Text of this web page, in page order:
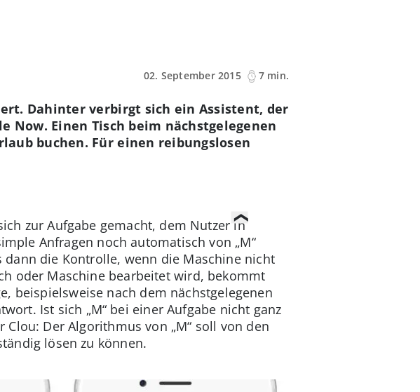
02. September 2015
7 min.
Dahinter verbirgt sich ein Assistent, der
Now. Einen Tisch beim nächstgelegenen
buchen. Für einen reibungslosen
zur Aufgabe gemacht, dem Nutzer in
Anfragen noch automatisch von „M“
die Kontrolle, wenn die Maschine nicht
oder Maschine bearbeitet wird, bekommt
beispielsweise nach dem nächstgelegenen
Ist sich „M“ bei einer Aufgabe nicht ganz
Der Algorithmus von „M“ soll von den
lösen zu können.